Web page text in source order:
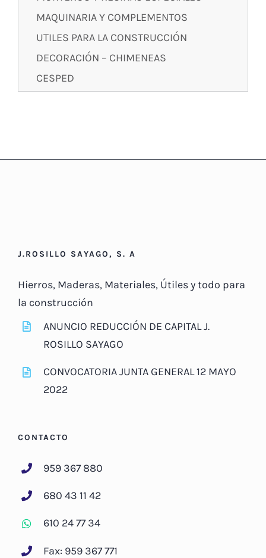
MAQUINARIA Y COMPLEMENTOS
UTILES PARA LA CONSTRUCCIÓN
DECORACIÓN – CHIMENEAS
CESPED
J.ROSILLO SAYAGO, S. A
Hierros, Maderas, Materiales, Útiles y todo para
la construcción
ANUNCIO REDUCCIÓN DE CAPITAL J.
ROSILLO SAYAGO
CONVOCATORIA JUNTA GENERAL 12 MAYO
2022
CONTACTO
959 367 880
680 43 11 42
610 24 77 34
Fax: 959 367 771